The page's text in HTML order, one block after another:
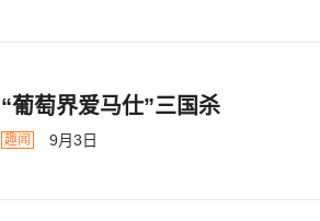
“葡萄界爱马仕”三国杀
趣闻 9月3日